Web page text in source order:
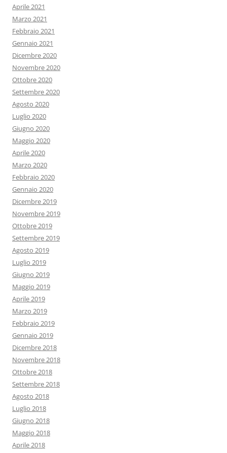
Aprile 2021
Marzo 2021
Febbraio 2021
Gennaio 2021
Dicembre 2020
Novembre 2020
Ottobre 2020
Settembre 2020
Agosto 2020
Luglio 2020
Giugno 2020
Maggio 2020
Aprile 2020
Marzo 2020
Febbraio 2020
Gennaio 2020
Dicembre 2019
Novembre 2019
Ottobre 2019
Settembre 2019
Agosto 2019
Luglio 2019
Giugno 2019
Maggio 2019
Aprile 2019
Marzo 2019
Febbraio 2019
Gennaio 2019
Dicembre 2018
Novembre 2018
Ottobre 2018
Settembre 2018
Agosto 2018
Luglio 2018
Giugno 2018
Maggio 2018
Aprile 2018